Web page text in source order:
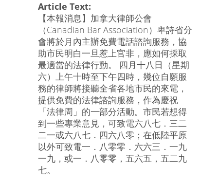
Article Text:
【本報消息】加拿大律師公會
（Canadian Bar Association）卑詩省分
會將於月內主辦免費電話諮詢服務，協
助市民明白一旦惹上官非，應如何採取
最適當的法律行動。 四月十八日（星期
六）上午十時至下午四時，幾位自願服
務的律師將接聽全省各地市民的來電，
提供免費的法律諮詢服務，作為慶祝
「法律周」的一部分活動。市民若想得
到一些專業意見，可致電六八七．三二
二一或六八七．四六八零；在低陸平原
以外可致電一．八零零．六六三．一九
一九，或一．八零零，五六五，五二九
七。